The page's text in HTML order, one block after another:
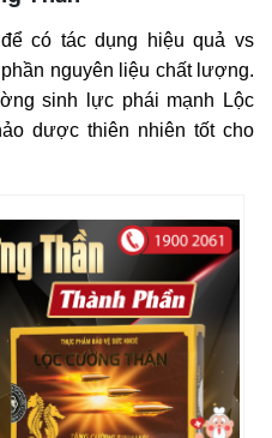
có tác dụng hiệu quả vs
nguyên liệu chất lượng.
sinh lực phái mạnh Lộc
dược thiên nhiên tốt cho